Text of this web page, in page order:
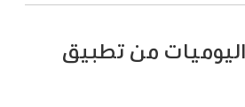
من تطبيق